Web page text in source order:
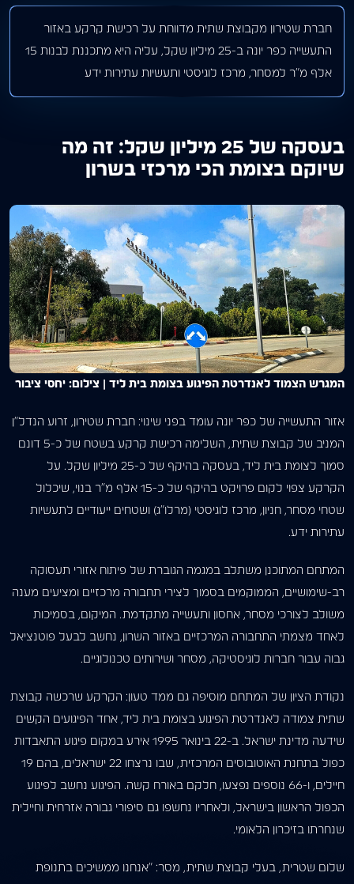
חברת שטירון מקבוצת שתית מדווחת על רכישת קרקע באזור
התעשייה כפר יונה ב-25 מיליון שקל, עליה היא מתכננת לבנות 15
אלף מ”ר למסחר, מרכז לוגיסטי ותעשיות עתירות ידע
בעסקה של 25 מיליון שקל: זה מה
שיוקם בצומת הכי מרכזי בשרון
המגרש הצמוד לאנדרטת הפיגוע בצומת בית ליד | צילום: יחסי ציבור
אזור התעשייה של כפר יונה עומד בפני שינוי: חברת שטירון, זרוע הנדל”ן
המניב של קבוצת שתית, השלימה רכישת קרקע בשטח של כ-5 דונם
סמוך לצומת בית ליד, בעסקה בהיקף של כ-25 מיליון שקל. על
הקרקע צפוי לקום פרויקט בהיקף של כ-15 אלף מ”ר בנוי, שיכלול
שטחי מסחר, חניון, מרכז לוגיסטי (מרלו”ג) ושטחים ייעודיים לתעשיות
עתירות ידע.
המתחם המתוכנן משתלב במגמה הגוברת של פיתוח אזורי תעסוקה
רב-שימושיים, הממוקמים בסמוך לצירי תחבורה מרכזיים ומציעים מענה
משולב לצורכי מסחר, אחסון ותעשייה מתקדמת. המיקום, בסמיכות
לאחד מצמתי התחבורה המרכזיים באזור השרון, נחשב לבעל פוטנציאל
גבוה עבור חברות לוגיסטיקה, מסחר ושירותים טכנולוגיים.
נקודת הציון של המתחם מוסיפה גם ממד טעון: הקרקע שרכשה קבוצת
שתית צמודה לאנדרטת הפיגוע בצומת בית ליד, אחד הפיגועים הקשים
שידעה מדינת ישראל. ב-22 בינואר 1995 אירע במקום פיגוע התאבדות
כפול בתחנת האוטובוסים המרכזית, שבו נרצחו 22 ישראלים, בהם 19
חיילים, ו-66 נוספים נפצעו, חלקם באורח קשה. הפיגוע נחשב לפיגוע
הכפול הראשון בישראל, ולאחריו נחשפו גם סיפורי גבורה אזרחית וחיילית
שנחרתו בזיכרון הלאומי.
שלום שטרית, בעלי קבוצת שתית, מסר: “אנחנו ממשיכים בתנופת